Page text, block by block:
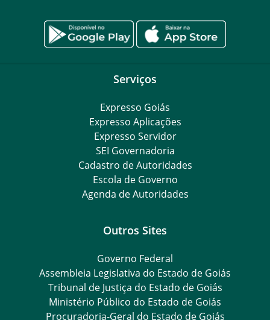
Serviços
Expresso Goiás
Expresso Aplicações
Expresso Servidor
SEI Governadoria
Cadastro de Autoridades
Escola de Governo
Agenda de Autoridades
Outros Sites
Governo Federal
Assembleia Legislativa do Estado de Goiás
Tribunal de Justiça do Estado de Goiás
Ministério Público do Estado de Goiás
Procuradoria-Geral do Estado de Goiás